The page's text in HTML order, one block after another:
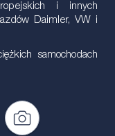
i innych
Daimler, VW i
samochodach